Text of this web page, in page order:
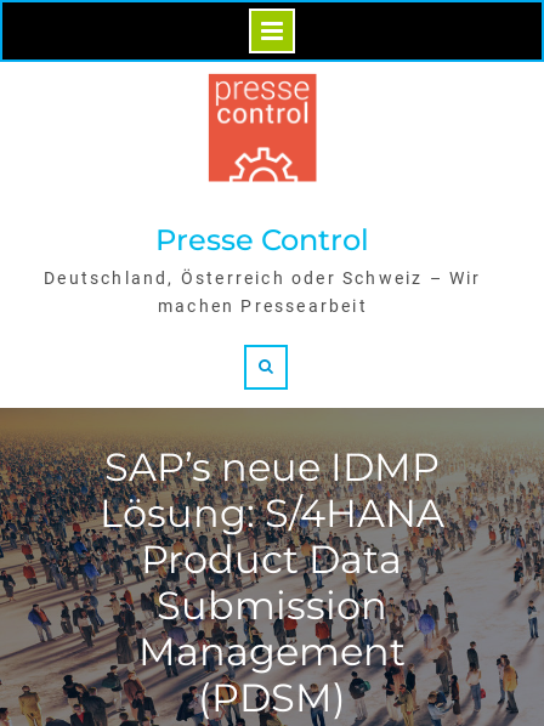
Skip
Presse Control
Deutschland, Österreich oder Schweiz – Wir
machen Pressearbeit
SAP’s neue IDMP
Lösung: S/4HANA
Product Data
Submission
Management
(PDSM)